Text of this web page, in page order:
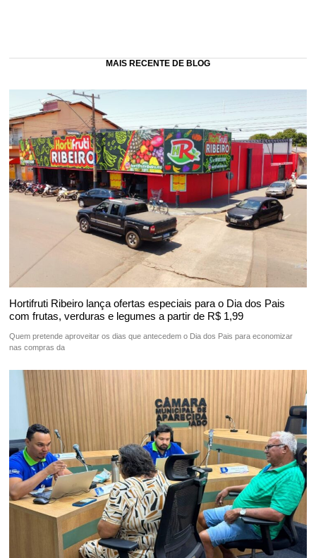
MAIS RECENTE DE BLOG
Hortifruti Ribeiro lança ofertas especiais para o Dia dos Pais
com frutas, verduras e legumes a partir de R$ 1,99
Quem pretende aproveitar os dias que antecedem o Dia dos Pais para economizar
nas compras da